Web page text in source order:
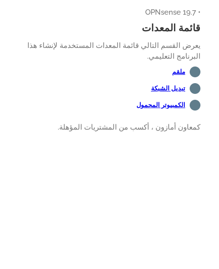
المعدات
القسم التالي قائمة المعدات المستخدمة لإنشاء هذا
التعليمي.
ملقم
تبديل الشبكة
الكمبيوتر المحمول
أمازون ، أكسب من المشتريات المؤهلة.